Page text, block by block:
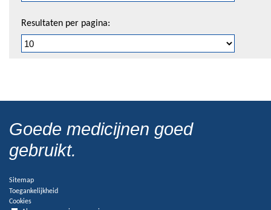
Resultaten per pagina:
Goede medicijnen goed
gebruikt.
Sitemap
Toegankelijkheid
Cookies